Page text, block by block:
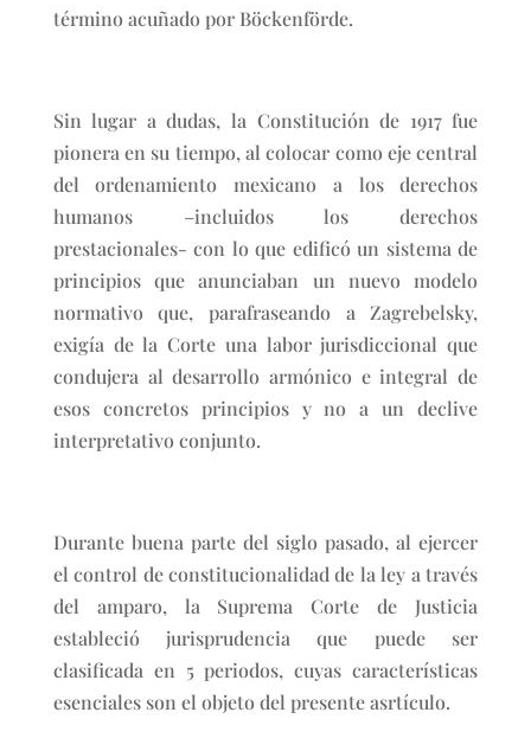
término acuñado por Böckenförde.
Sin lugar a dudas, la Constitución de 1917 fue
pionera en su tiempo, al colocar como eje central
del ordenamiento mexicano a los derechos
humanos –incluidos los derechos
prestacionales- con lo que edificó un sistema de
principios que anunciaban un nuevo modelo
normativo que, parafraseando a Zagrebelsky,
exigía de la Corte una labor jurisdiccional que
condujera al desarrollo armónico e integral de
esos concretos principios y no a un declive
interpretativo conjunto.
Durante buena parte del siglo pasado, al ejercer
el control de constitucionalidad de la ley a través
del amparo, la Suprema Corte de Justicia
estableció jurisprudencia que puede ser
clasificada en 5 periodos, cuyas características
esenciales son el objeto del presente asrtículo.